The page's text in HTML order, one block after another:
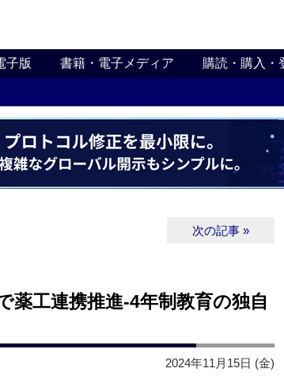
子版 書籍・電子メディア 購読・購入・
次の記事 »
薬工連携推進‐4年制教育の独自
2024年11月15日 (金)